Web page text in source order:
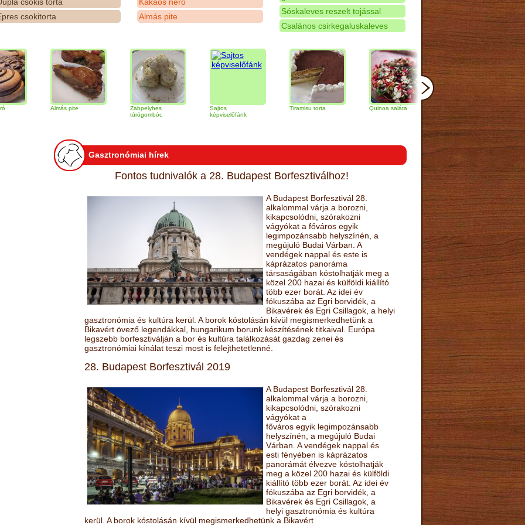
csokitorta
Almás pite
Sóskaleves reszelt tojással
Csalános csirkegaluskaleves
Almás pite
Zabpelyhes
túrógombóc
képviselőfánk
Tiramisu torta Quinoa saláta Mandulás kifli
Gasztronómiai hírek
Fontos tudnivalók a 28. Budapest Borfesztiválhoz!
A Budapest Borfesztivál 28.
alkalommal várja a borozni,
kikapcsolódni, szórakozni
vágyókat a főváros egyik
legimpozánsabb helyszínén, a
megújuló Budai Várban. A
vendégek nappal és este is
káprázatos panoráma
társaságában kóstolhatják meg a
közel 200 hazai és külföldi kiállító
több ezer borát. Az idei év
fókuszába az Egri borvidék, a
Bikavérek és Egri Csillagok, a helyi
gasztronómia és kultúra kerül. A borok kóstolásán kívül megismerkedhetünk a
Bikavért övező legendákkal, hungarikum borunk készítésének titkaival. Európa
legszebb borfesztiválján a bor és kultúra találkozását gazdag zenei és
gasztronómiai kínálat teszi most is felejthetetlenné.
28. Budapest Borfesztivál 2019
A Budapest Borfesztivál 28.
alkalommal várja a borozni,
kikapcsolódni, szórakozni
vágyókat a
főváros egyik legimpozánsabb
helyszínén, a megújuló Budai
Várban. A vendégek nappal és
esti fényében is káprázatos
panorámát élvezve kóstolhatják
meg a közel 200 hazai és külföldi
kiállító több ezer borát. Az idei év
fókuszába az Egri borvidék, a
Bikavérek és Egri Csillagok, a
helyi gasztronómia és kultúra
kerül. A borok kóstolásán kívül megismerkedhetünk a Bikavért